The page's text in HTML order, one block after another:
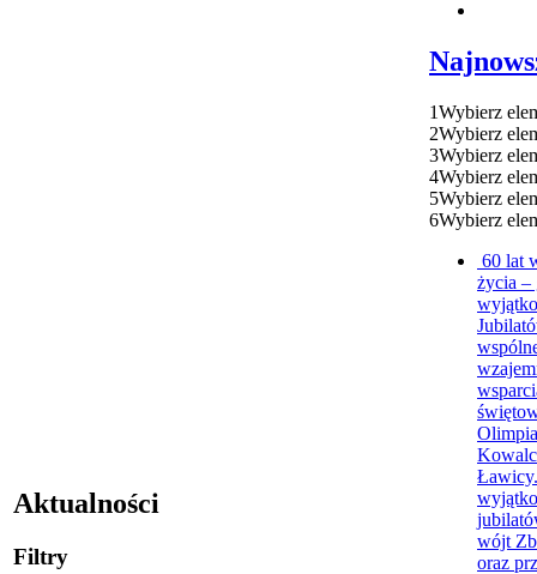
Aktualności
Filtry
1Wybierz
2Wybierz
3Wybierz
4Wybierz
5Wybierz
6Wybierz
60 lat
życia –
wójt
oraz